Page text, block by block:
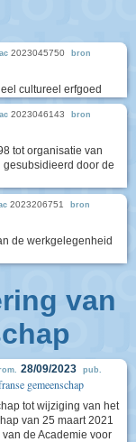
2023045750 bron
cultureel erfgoed
2023046143 bron
tot organisatie van
gesubsidieerd door de
2023206751 bron
de werkgelegenheid
van
28/09/2023 pub.
gemeenschap
tot wijziging van het
van 25 maart 2021
de Academie voor